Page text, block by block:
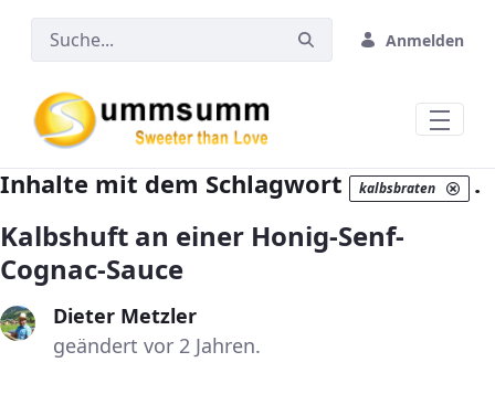
Zum Hauptinhalt springen
Anmelden
Inhalte mit dem Schlagwort kalbsbraten .
Kalbshuft an einer Honig-Senf-
Cognac-Sauce
Dieter Metzler
geändert vor 2 Jahren.